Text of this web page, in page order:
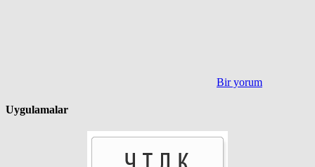
Bir yorum
Uygulamalar